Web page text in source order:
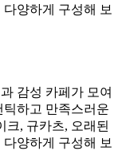
양하게 구성해 보
감성 카페가 모여
하고 만족스러운
크, 규카츠, 오래된
양하게 구성해 보